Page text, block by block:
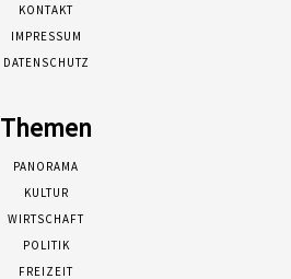
KONTAKT
IMPRESSUM
DATENSCHUTZ
Themen
PANORAMA
KULTUR
WIRTSCHAFT
POLITIK
FREIZEIT